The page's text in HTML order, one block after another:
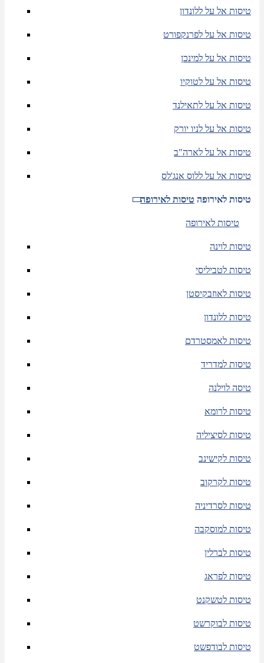
טיסות אל על ללונדון
טיסות אל על לפרנקפורט
טיסות אל על למינכן
טיסות אל על לטוקיו
טיסות אל על לתאילנד
טיסות אל על לניו יורק
טיסות אל על לארה"ב
טיסות אל על ללוס אנג'לס
טיסות לאירופה טיסות לאירופה
טיסות לאירופה
טיסות לוינה
טיסות לטביליסי
טיסות לאוזבקיסטן
טיסות ללונדון
טיסות לאמסטרדם
טיסות למדריד
טיסה לוילנה
טיסות לרומא
טיסות לסיציליה
טיסות לקישינב
טיסות לקרקוב
טיסות לסרדיניה
טיסות למוסקבה
טיסות לברלין
טיסות לפראג
טיסות לטשקנט
טיסות לבוקרשט
טיסות לבודפשט